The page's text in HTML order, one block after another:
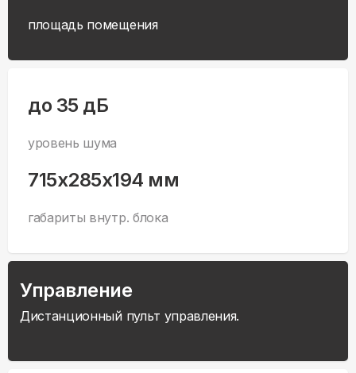
площадь помещения
до 35 дБ
уровень шума
715x285x194 мм
габариты внутр. блока
Управление
Дистанционный пульт управления.